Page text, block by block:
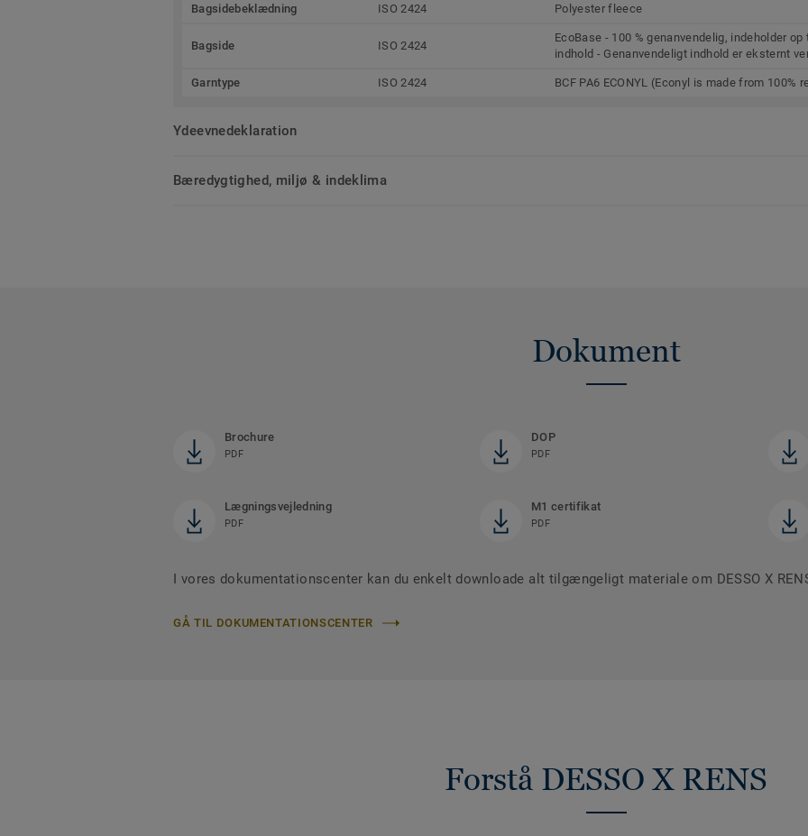
Bagsidebeklædning ISO 2424 Polyester fleece
Bagside ISO 2424
EcoBase - 100 % genanvendelig, indeholder
indhold - Genanvendeligt indhold er eksternt
Garntype ISO 2424 BCF PA6 ECONYL (Econyl is made from 100%
Ydeevnedeklaration
Bæredygtighed, miljø & indeklima
Dokument
Brochure
PDF
DOP
PDF
Lægningsvejledning
PDF
M1 certifikat
PDF
I vores dokumentationscenter kan du enkelt downloade alt tilgængeligt materiale om DESSO X
GÅ TIL DOKUMENTATIONSCENTER
Forstå DESSO X RENS